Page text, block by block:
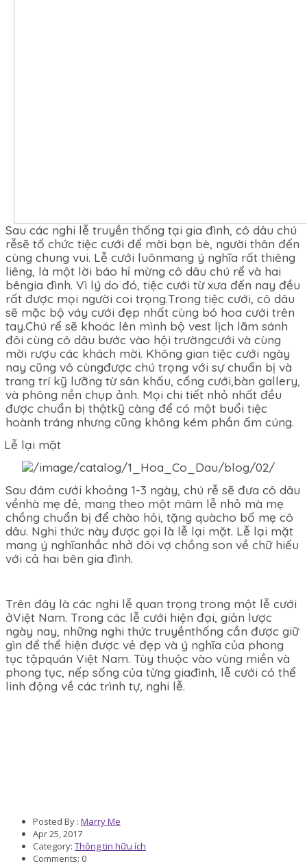
Sau các nghi lễ truyền thống tại gia đình, cô dâu chú
rễsẽ tổ chức tiệc cưới để mời bạn bè, người thân đến
cùng chung vui. Lễ cưới luônmang ý nghĩa rất thiêng
liêng, là một lời báo hỉ mừng cô dâu chú rể và hai
bêngia đình. Vì lý do đó, tiệc cưới từ xưa đến nay đều
rất được mọi người coi trọng.Trong tiệc cưới, cô dâu
sẽ mặc bộ váy cưới đẹp nhất cùng bó hoa cưới trên
tay.Chú rể sẽ khoác lên mình bộ vest lịch lãm sánh
đôi cùng cô dâu bước vào hội trườngcưới và cùng
mời rượu các khách mời. Không gian tiệc cưới ngày
nay cũng vô cùngđược chú trọng với sự chuẩn bị và
trang trí kỹ lưỡng từ sân khấu, cổng cưới,bàn gallery,
và phông nền chụp ảnh. Mọi chi tiết nhỏ nhất đều
được chuẩn bị thậtkỹ càng để có một buổi tiệc
hoành tráng nhưng cũng không kém phần ấm cúng.
Lễ lại mặt
Sau đám cưới khoảng 1-3 ngày, chú rễ sẽ đưa cô dâu
vềnhà mẹ đẻ, mang theo một mâm lễ nhỏ mà mẹ
chồng chuẩn bị để chào hỏi, tặng quàcho bố mẹ cô
dâu. Nghi thức này được gọi là lễ lại mặt. Lễ lại mặt
mang ý nghĩanhắc nhở đôi vợ chồng son về chữ hiếu
với cả hai bên gia đình.
Trên đây là các nghi lễ quan trọng trong một lễ cưới
ởViệt Nam. Trong các lễ cưới hiện đại, giản lược
ngày nay, những nghi thức truyềnthống cần được giữ
gìn để thể hiện được vẻ đẹp và ý nghĩa của phong
tục tậpquán Việt Nam. Tùy thuộc vào vùng miền và
phong tục, nếp sống của từng giađình, lễ cưới có thể
linh động về các trình tự, nghi lễ.
Posted By : Marry Me
Apr25,2017
Category: Thông tin hữu ích
Comments: 0